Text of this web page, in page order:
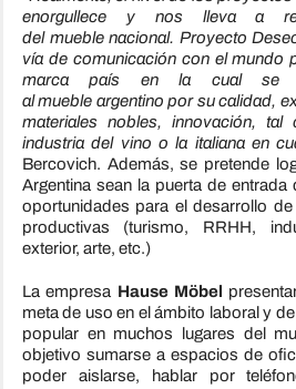
enorgullece y nos lleva a
del mueblenacional. Proyecto
vía de comunicación con el mundo
marca país en la cual se
almueble argentino por su calidad,
materiales nobles, innovación,
industria del vino o la italiana en
Bercovich. Además, se pretende
Argentina sean la puerta de
oportunidades para el desarrollo
productivas (turismo, RRHH,
exterior, arte, etc.)
La empresa Hause Möbel
meta de uso en el ámbito laboral y
popular en muchos lugares del
objetivo sumarse a espacios de
poder aislarse, hablar por